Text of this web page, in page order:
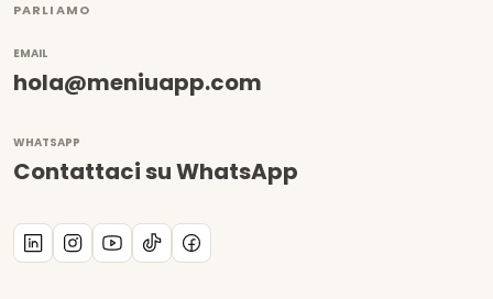
PARLIAMO
EMAIL
hola@meniuapp.com
WHATSAPP
Contattaci su WhatsApp